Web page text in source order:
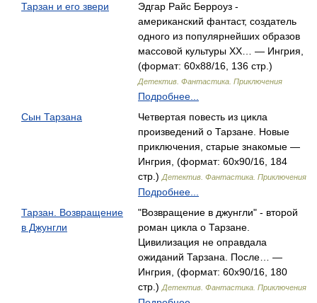
Тарзан и его звери
Эдгар Райс Берроуз -
американский фантаст, создатель
одного из популярнейших образов
массовой культуры XX… — Ингрия,
(формат: 60x88/16, 136 стр.)
Детектив. Фантастика. Приключения
Подробнее...
Сын Тарзана
Четвертая повесть из цикла
произведений о Тарзане. Новые
приключения, старые знакомые —
Ингрия, (формат: 60x90/16, 184
стр.) Детектив. Фантастика. Приключения
Подробнее...
Тарзан. Возвращение
в Джунгли
"Возвращение в джунгли" - второй
роман цикла о Тарзане.
Цивилизация не оправдала
ожиданий Тарзана. После… —
Ингрия, (формат: 60x90/16, 180
стр.) Детектив. Фантастика. Приключения